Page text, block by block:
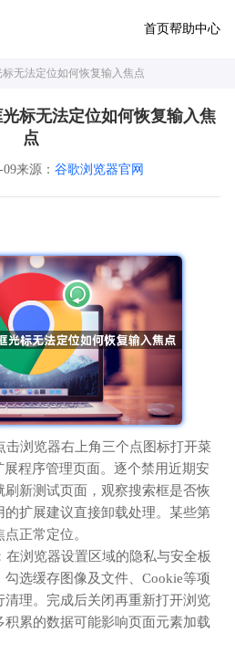
首页帮助中心
标无法定位如何恢复输入焦点
标无法定位如何恢复输入焦
点
09来源： 谷歌浏览器官网
击浏览器右上角三个点图标打开菜
程序管理页面。逐个禁用近期安
新测试页面，观察搜索框是否恢
扩展建议直接卸载处理。某些第
正常定位。
在浏览器设置区域的隐私与安全板
选缓存图像及文件、Cookie等项
清理。完成后关闭再重新打开浏览
累的数据可能影响页面元素加载